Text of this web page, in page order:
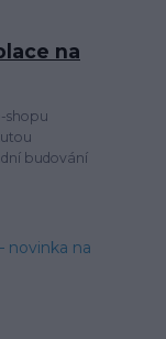
na
shopu
budování